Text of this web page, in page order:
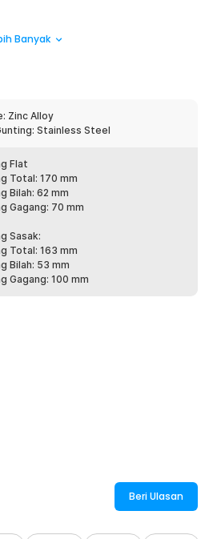
dua jenis gunting untuk memenuhi
untuk hasilkan potongan yang
berkarat meski digunakan dalam
bagian handle dibuat dari zinc alloy
baik, bahkan didesain sangat
hari.
ekstra yang tidak membuat tangan
waktu lama. Proses
santai setiap hari. Risiko
terbaik.
Banyak
Zinc Alloy
Stainless Steel
Flat
Total: 170 mm
Bilah: 62 mm
Gagang: 70 mm
Sasak:
Total: 163 mm
Bilah: 53 mm
Gagang: 100 mm
Beri Ulasan